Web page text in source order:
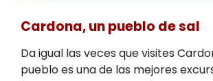
Cardona, un pueblo de sal
Da igual las veces que visites
pueblo es una de las mejores